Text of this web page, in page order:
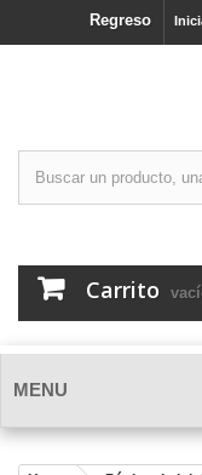
Regreso
Carrito
MENU